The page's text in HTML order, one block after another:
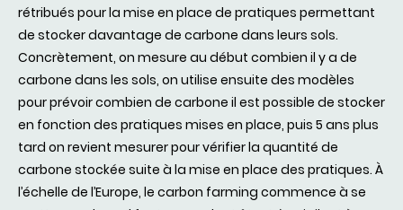
rétribués pour la mise en place de pratiques permettant
de stocker davantage de carbone dans leurs sols.
Concrètement, on mesure au début combien il y a de
carbone dans les sols, on utilise ensuite des modèles
pour prévoir combien de carbone il est possible de stocker
en fonction des pratiques mises en place, puis 5 ans plus
tard on revient mesurer pour vérifier la quantité de
carbone stockée suite à la mise en place des pratiques. À
l’échelle de l’Europe, le carbon farming commence à se